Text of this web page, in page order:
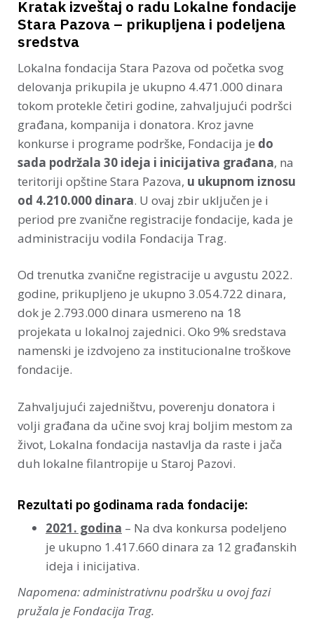
Kratak izveštaj o radu Lokalne fondacije
Stara Pazova – prikupljena i podeljena
sredstva
Lokalna fondacija Stara Pazova od početka svog
delovanja prikupila je ukupno 4.471.000 dinara
tokom protekle četiri godine, zahvaljujući podršci
građana, kompanija i donatora. Kroz javne
konkurse i programe podrške, Fondacija je do
sada podržala 30 ideja i inicijativa građana, na
teritoriji opštine Stara Pazova, u ukupnom iznosu
od 4.210.000 dinara. U ovaj zbir uključen je i
period pre zvanične registracije fondacije, kada je
administraciju vodila Fondacija Trag.
Od trenutka zvanične registracije u avgustu 2022.
godine, prikupljeno je ukupno 3.054.722 dinara,
dok je 2.793.000 dinara usmereno na 18
projekata u lokalnoj zajednici. Oko 9% sredstava
namenski je izdvojeno za institucionalne troškove
fondacije.
Zahvaljujući zajedništvu, poverenju donatora i
volji građana da učine svoj kraj boljim mestom za
život, Lokalna fondacija nastavlja da raste i jača
duh lokalne filantropije u Staroj Pazovi.
Rezultati po godinama rada fondacije:
2021. godina – Na dva konkursa podeljeno
je ukupno 1.417.660 dinara za 12 građanskih
ideja i inicijativa.
Napomena: administrativnu podršku u ovoj fazi
pružala je Fondacija Trag.